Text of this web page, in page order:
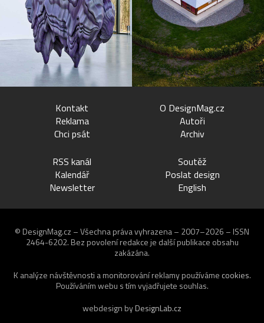
Kontakt
Reklama
Chci psát
O DesignMag.cz
Autoři
Archiv
RSS kanál
Kalendář
Newsletter
Soutěž
Poslat design
English
© DesignMag.cz – Všechna práva vyhrazena – 2007–2026 – ISSN
2464-6202. Bez povolení redakce je další publikace obsahu
zakázána.
K analýze návštěvnosti a monitorování reklamy používáme cookies.
Používáním webu s tím vyjadřujete souhlas.
webdesign byDesignLab.cz